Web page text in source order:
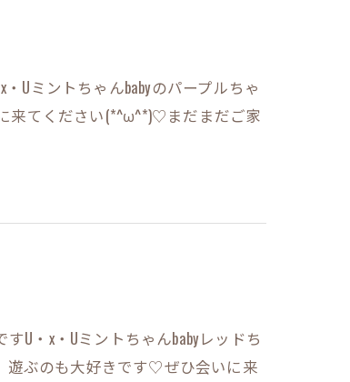
Uミントちゃんbabyのパープルちゃ
来てください(*^ω^*)♡まだまだご家
U・x・Uミントちゃんbabyレッドち
遊ぶのも大好きです♡ぜひ会いに来